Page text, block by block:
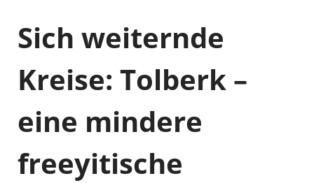
Sich weiternde
Kreise: Tolberk –
eine mindere
freeyitische